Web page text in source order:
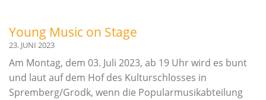
Tasteninstrumente
Zupfinstrumente
Blechblasinstrumente
Young Music on Stage
23. JUNI 2023
Am Montag, dem 03. Juli 2023, ab 19 Uhr wird es bunt
und laut auf dem Hof des Kulturschlosses in
Spremberg/Grodk, wenn die Popularmusikabteilung